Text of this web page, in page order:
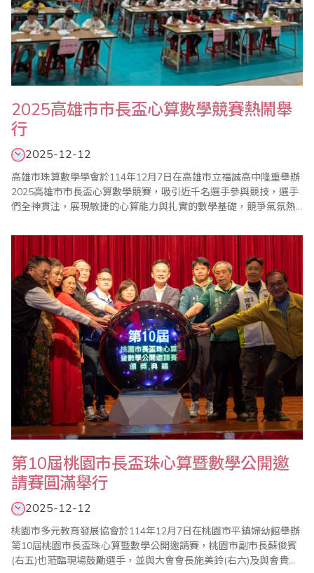
2025高雄市市長盃心算數學競賽熱鬧舉
行
2025-12-12
高雄市珠算數學學會於114年12月7日在高雄市立福誠高中隆重舉辦
2025高雄市市長盃心算數學競賽，吸引近千名選手參與競技，選手
們全神貫注，展現敏捷的心算能力與扎實的數學基礎，競爭氣氛熱
第10屆桃園市長盃珠心算暨數學公開邀
請賽圓滿舉行
2025-12-12
桃園市多元教育發展協會於114年12月7日在桃園市平鎮婦幼館舉辦
第10屆桃園市長盃珠心算暨數學公開邀請賽，桃園市副市長蘇俊賓
(右五)也蒞臨現場鼓勵選手，並與大會會長施美鈴(右六)及與會貴賓